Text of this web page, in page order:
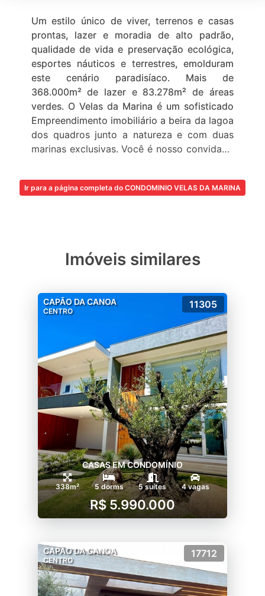
Um estilo único de viver, terrenos e casas
prontas, lazer e moradia de alto padrão,
qualidade de vida e preservação ecológica,
esportes náuticos e terrestres, emolduram
este cenário paradisíaco. Mais de
368.000m² de lazer e 83.278m² de áreas
verdes. O Velas da Marina é um sofisticado
Empreendimento imobiliário a beira da lagoa
dos quadros junto a natureza e com duas
marinas exclusivas. Você é nosso convidado
de morar bem. Uma infraestrutura de alto
padrão esta pronta para recebe-ló.
Ir para a página completa do CONDOMINIO VELAS DA MARINA
Imóveis similares
CAPÃO DA CANOA
CENTRO
11305
CASAS EM CONDOMÍNIO
338m² 5 dorms 5 suítes 4 vagas
R$ 5.990.000
CAPÃO DA CANOA
CENTRO
17712